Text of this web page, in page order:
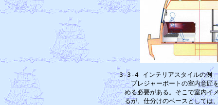
3-3-4 イン
プレジャーボートの室内意匠を
める必要がある。そこで室内イ
るが、仕分けのベースとしては